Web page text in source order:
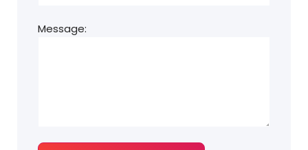
Message: